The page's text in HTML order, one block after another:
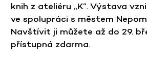
knih z ateliéru „K“. Výstava
ve spolupráci s městem
Navštívit ji můžete až do 29.
přístupná zdarma.